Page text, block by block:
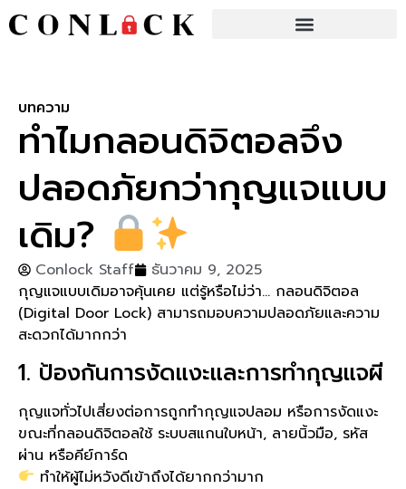
บทความ
ทำไมกลอนดิจิตอลจึง
ปลอดภัยกว่ากุญแจแบบ
เดิม?
Conlock Staff
ธันวาคม 9, 2025
กุญแจแบบเดิมอาจคุ้นเคย แต่รู้หรือไม่ว่า… กลอนดิจิตอล
(Digital Door Lock) สามารถมอบความปลอดภัยและความ
สะดวกได้มากกว่า
1. ป้องกันการงัดแงะและการทำกุญแจผี
กุญแจทั่วไปเสี่ยงต่อการถูกทำกุญแจปลอม หรือการงัดแงะ
ขณะที่กลอนดิจิตอลใช้ ระบบสแกนใบหน้า, ลายนิ้วมือ, รหัส
ผ่าน หรือคีย์การ์ด
ทำให้ผู้ไม่หวังดีเข้าถึงได้ยากกว่ามาก